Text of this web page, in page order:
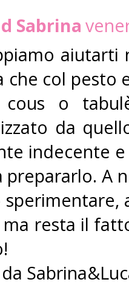
Sabrina
aiutarti
che col pesto
o
da
indecente
prepararlo. A
ma resta il